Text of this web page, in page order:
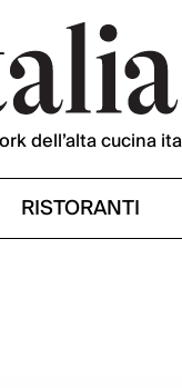
dell’alta cucina
RISTORANTI